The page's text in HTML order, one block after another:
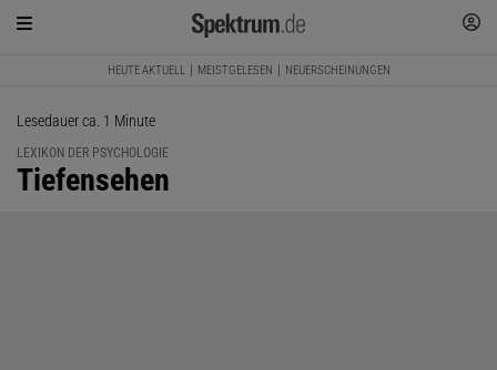
HEUTE AKTUELL MEISTGELESEN NEUERSCHEINUNGEN
Lesedauer ca. 1 Minute
LEXIKON DER PSYCHOLOGIE
:
Tiefensehen